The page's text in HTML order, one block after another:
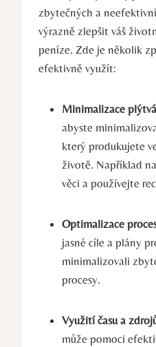
zbytečných a
⁣výrazně zlepšit váš
peníze. Zde je několik
efektivně ⁢využít:
Minimalizace
abyste
který produkujete
životě.‌ Například‍
věci a používejte
Optimalizace
jasné⁢ cíle a plány
minimalizovali⁤
procesy.
Využití času a
⁤může ⁢pomoci